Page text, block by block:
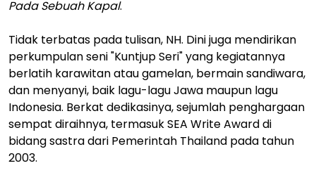
Pada Sebuah Kapal.
Tidak terbatas pada tulisan, NH. Dini juga mendirikan
perkumpulan seni "Kuntjup Seri" yang kegiatannya
berlatih karawitan atau gamelan, bermain sandiwara,
dan menyanyi, baik lagu-lagu Jawa maupun lagu
Indonesia. Berkat dedikasinya, sejumlah penghargaan
sempat diraihnya, termasuk SEA Write Award di
bidang sastra dari Pemerintah Thailand pada tahun
2003.